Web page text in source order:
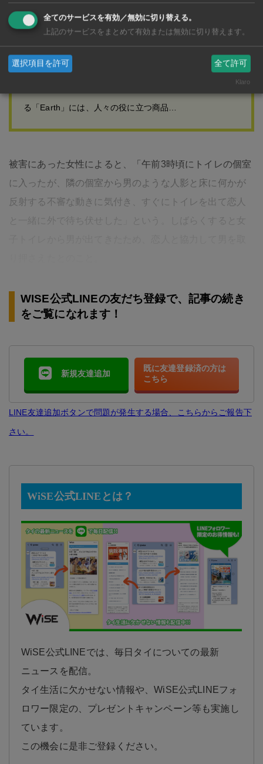
枚以上 虫ケア（殺虫剤）、芳香剤、洗口剤など日用品の
製造販売・輸出入 1892年の創業以来1世紀以上にわた
合い、高品質な商品を提供し続けることで、社会と共に
る「Earth」には、人々の役に立つ商品…
被害にあった女性によると、「午前3時頃にトイレの個室
に入ったが、隣の個室から男のような人影と床に何かが
反射する不審な動きに気付き、すぐにトイレを出て恋人
と一緒に外で待ち伏せした」という。しばらくすると女
WISE公式LINEの友だち登録で、記事の続き
をご覧になれます！
新規友達追加
既に友達登録済の方は
こちら
LINE友達追加ボタンで問題が発生する場合、こちらからご報告下
さい。
WiSE公式LINEとは？
WiSE公式LINEでは、毎日タイについての最新
ニュースを配信。
タイ生活に欠かせない情報や、WiSE公式LINEフォ
ロワー限定の、プレゼントキャンペーン等も実施し
ています。
この機会に是非ご登録ください。
全てのサービスを有効／無効に切り替える。
上記のサービスをまとめて有効または無効に切り替えます。
選択項目を許可 全て許可
Klaro